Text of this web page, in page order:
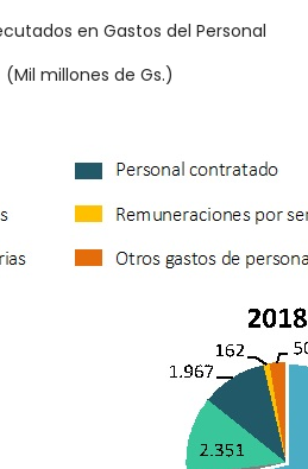
en Gastos del Personal
(Mil millones de Gs.)